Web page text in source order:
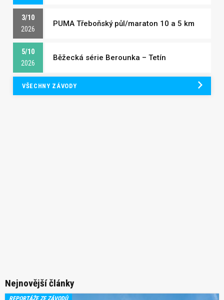
3/10
2026
PUMA Třeboňský půl/maraton 10 a 5 km
5/10
2026
Běžecká série Berounka – Tetín
VŠECHNY ZÁVODY
Nejnovější články
REPORTÁŽE ZE ZÁVODŮ